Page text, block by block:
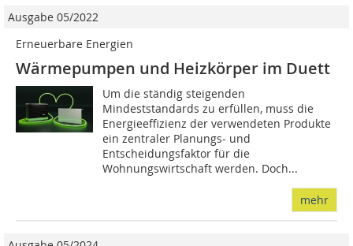
Ausgabe 05/2022
Erneuerbare Energien
Wärmepumpen und Heizkörper im Duett
Um die ständig steigenden
Mindeststandards zu erfüllen, muss die
Energieeffizienz der verwendeten Produkte
ein zentraler Planungs- und
Entscheidungsfaktor für die
Wohnungswirtschaft werden. Doch...
mehr